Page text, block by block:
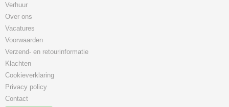
Verhuur
Over ons
Vacatures
Voorwaarden
Verzend- en retourinformatie
Klachten
Cookieverklaring
Privacy policy
Contact